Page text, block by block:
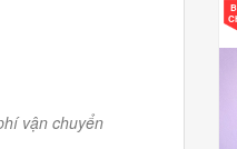
vận chuyển